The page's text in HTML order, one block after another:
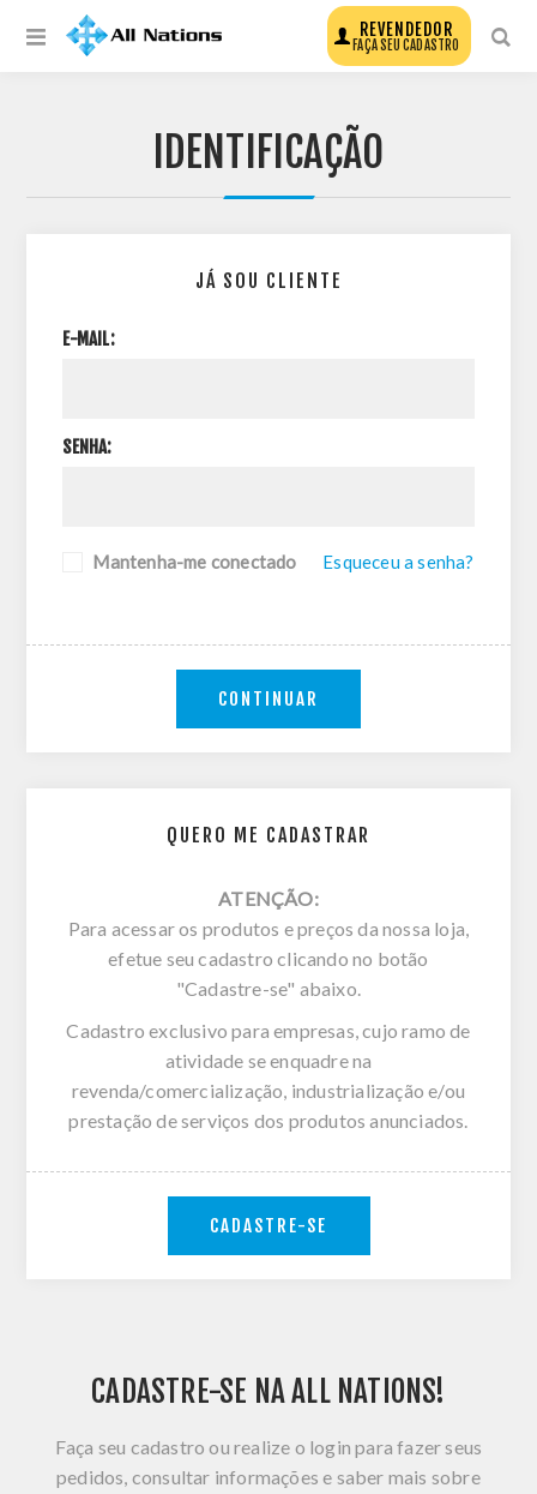
REVENDEDOR
FAÇA SEU CADASTRO
IDENTIFICAÇÃO
QUERO ME CADASTRAR
ATENÇÃO:
Para acessar os produtos e preços da nossa loja,
efetue seu cadastro clicando no botão
"Cadastre-se" abaixo.
Cadastro exclusivo para empresas, cujo ramo de
atividade se enquadre na
revenda/comercialização, industrialização e/ou
prestação de serviços dos produtos anunciados.
CADASTRE-SE
JÁ SOU CLIENTE
E-MAIL:
SENHA:
Mantenha-me conectado Esqueceu a senha?
CONTINUAR
CADASTRE-SE NA ALL NATIONS!
Faça seu cadastro ou realize o login para fazer seus
pedidos, consultar informações e saber mais sobre